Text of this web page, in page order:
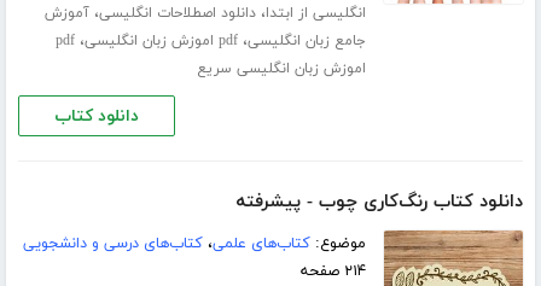
انگلیسی از ابتدا،دانلود اصطلاحات انگلیسی،آموزش
جامع زبان انگلیسی،pdf اموزش زبان انگلیسی ،pdf
اموزش زبان انگلیسی سریع
دانلود کتاب
دانلود کتاب رنگ‌کاری چوب - پیشرفته
موضوع:کتاب‌های علمی،کتاب‌های درسی و دانشجویی
۲۱۴ صفحه